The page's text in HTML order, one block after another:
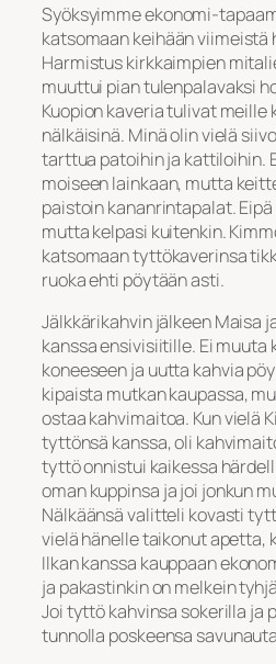
Syöksyimme ekonomi-
katsomaan keihään
Harmistus kirkkaimpien
muuttui pian tulenpalavaksi
Kuopion kaveria tulivat meille
nälkäisinä. Minä olin vielä
tarttua patoihin ja kattiloihin.
moiseen lainkaan, mutta
paistoin kananrintapalat.
mutta kelpasi kuitenkin.
katsomaan tyttökaverinsa
ruoka ehti pöytään asti.
Jälkkärikahvin jälkeen Maisa
kanssa ensivisiitille. Ei muuta
koneeseen ja uutta kahvia
kipaista mutkan kaupassa,
ostaa kahvimaitoa. Kun vielä
tyttönsä kanssa, oli
tyttö onnistui kaikessa
oman kuppinsa ja joi jonkun
Nälkäänsä valitteli kovasti
vielä hänelle taikonut apetta,
Ilkan kanssa kauppaan
ja pakastinkin on melkein
Joi tyttö kahvinsa sokerilla ja
tunnolla poskeensa